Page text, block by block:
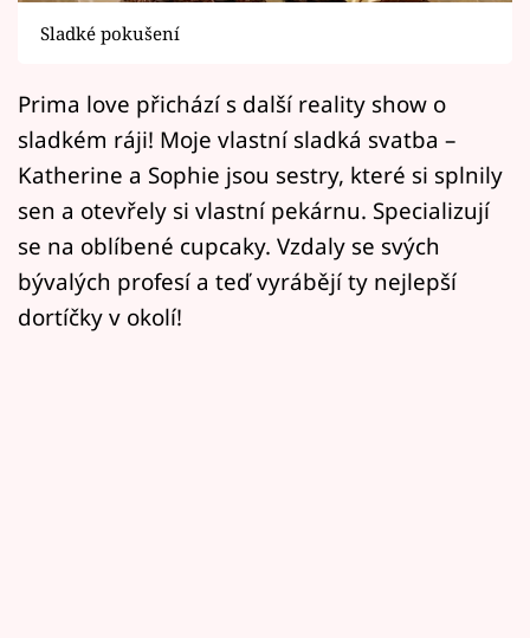
Mámy sobě
Přihlášení
Sledujte nás
Sladké pokušení
Prima love přichází s další reality show o
sladkém ráji! Moje vlastní sladká svatba –
Katherine a Sophie jsou sestry, které si splnily
sen a otevřely si vlastní pekárnu. Specializují
se na oblíbené cupcaky. Vzdaly se svých
bývalých profesí a teď vyrábějí ty nejlepší
dortíčky v okolí!